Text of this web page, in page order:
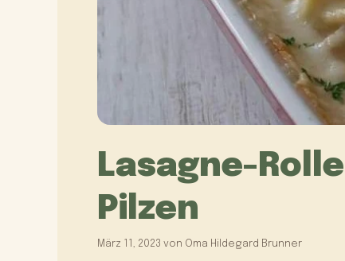
Lasagne-
Pilzen
März 11, 2023 von Oma Hildegard Brunner